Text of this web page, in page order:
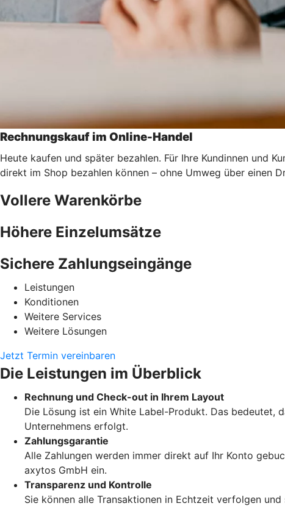
Rechnungskauf im Online-Handel
Heute kaufen und später bezahlen. Für Ihre Kundinnen und
direkt im Shop bezahlen können – ohne Umweg über einen
Vollere Warenkörbe
Höhere Einzelumsätze
Sichere Zahlungseingänge
Leistungen
Konditionen
Weitere Services
Weitere Lösungen
Jetzt Termin vereinbaren
Die Leistungen im Überblick
Rechnung und Check-out in Ihrem Layout
Die Lösung ist ein White Label-Produkt. Das bedeutet,
Unternehmens erfolgt.
Zahlungsgarantie
Alle Zahlungen werden immer direkt auf Ihr Konto
axytos GmbH ein.
Transparenz und Kontrolle
Sie können alle Transaktionen in Echtzeit verfolgen